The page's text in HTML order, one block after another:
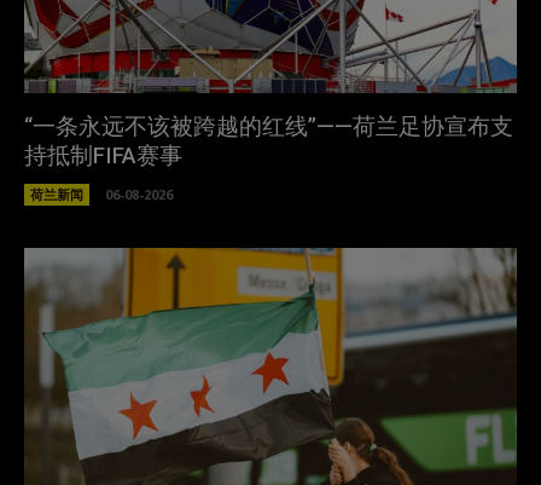
“一条永远不该被跨越的红线”——荷兰足协宣布支
持抵制FIFA赛事
荷兰新闻 06-08-2026